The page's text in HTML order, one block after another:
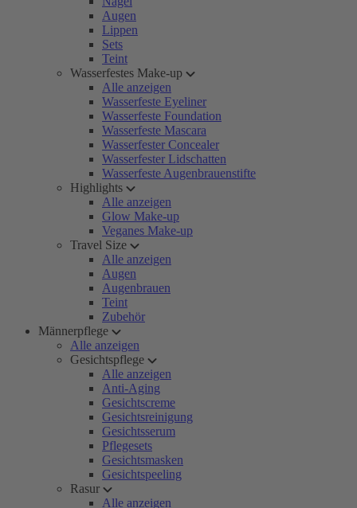
Augen
Lippen
Sets
Teint
Wasserfestes Make-up
Alle anzeigen
Wasserfeste Eyeliner
Wasserfeste Foundation
Wasserfeste Mascara
Wasserfester Concealer
Wasserfester Lidschatten
Wasserfeste Augenbrauenstifte
Highlights
Alle anzeigen
Glow Make-up
Veganes Make-up
Travel Size
Alle anzeigen
Augen
Augenbrauen
Teint
Zubehör
Männerpflege
Alle anzeigen
Gesichtspflege
Alle anzeigen
Anti-Aging
Gesichtscreme
Gesichtsreinigung
Gesichtsserum
Pflegesets
Gesichtsmasken
Gesichtspeeling
Rasur
Alle anzeigen